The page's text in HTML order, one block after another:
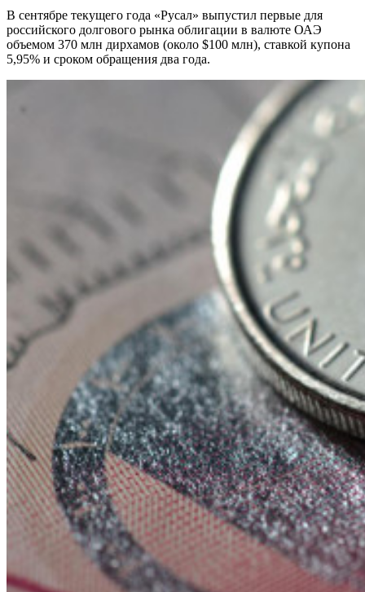
В сентябре текущего года «Русал» выпустил первые для
российского долгового рынка облигации в валюте ОАЭ
объемом 370 млн дирхамов (около $100 млн), ставкой купона
5,95% и сроком обращения два года.